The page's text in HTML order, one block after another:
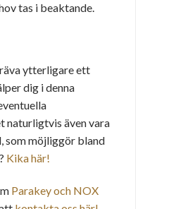
tas i beaktande.
ytterligare ett
dig i denna
naturligtvis även vara
som möjliggör bland
Kika här!
Parakey och NOX